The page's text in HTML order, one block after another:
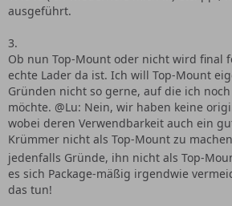
ausgeführt.
3.
Ob nun Top-Mount oder nicht wird final
echte Lader da ist. Ich will Top-Mount
Gründen nicht so gerne, auf die ich
möchte. @Lu: Nein, wir haben keine
wobei deren Verwendbarkeit auch ein
Krümmer nicht als Top-Mount zu machen
jedenfalls Gründe, ihn nicht als Top-
es sich Package-mäßig irgendwie
das tun!